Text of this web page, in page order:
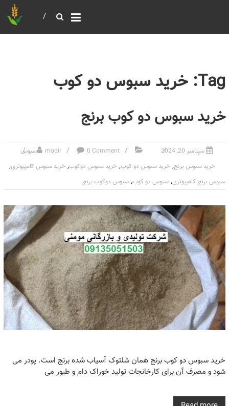
Tag: خرید سبوس دو کوب
خرید سبوس دو کوب برنج
سپتامبر 20, 2024 modir 0 Comment
سبوس
خرید سبوس برنج, خرید سبوس دو کوب, خرید سبوس دوکوب, خرید سبوس کامپیوتری,
سبوس برنج کامپیوتری, سبوس دو کوب, سبوس دوکوب برنج
خرید سبوس دو کوب برنج همان شلتوک آسیاب شده برنج است. پودر می
شود و مصرف آن برای کارخانجات تولید خوراک دام و طیور می